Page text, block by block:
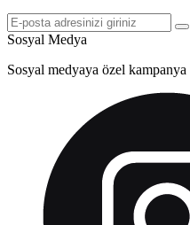
Sosyal Medya
Sosyal medyaya özel